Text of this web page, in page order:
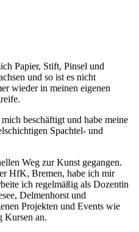
Papier, Stift, Pinsel und
und so ist es nicht
wieder in meinen eigenen
beschäftigt und habe meine
Spachtel- und
Weg zur Kunst gegangen.
HfK, Bremen, habe ich mir
ich regelmäßig als Dozentin
Delmenhorst und
Projekten und Events wie
Kursen an.